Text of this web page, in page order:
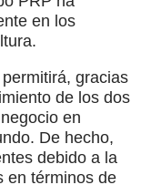
en los
gracias
de los dos
en
De hecho,
debido a la
en términos de